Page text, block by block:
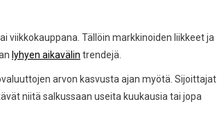
viikkokauppana. Tällöin markkinoiden liikkeet ja
lyhyen aikavälin trendejä.
arvon kasvusta ajan myötä. Sijoittajat
niitä salkussaan useita kuukausia tai jopa